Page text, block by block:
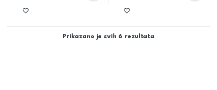
Prikazano je svih 6 rezultata